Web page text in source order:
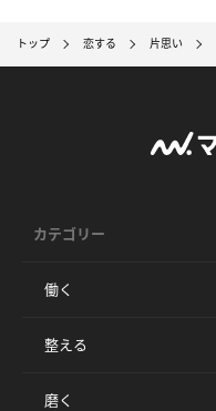
トップ 恋する 片思い
カテゴリー
働く
整える
磨く